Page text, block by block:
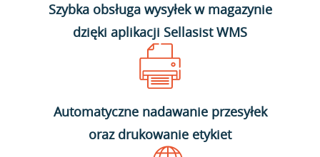
Szybka obsługa wysyłek w magazynie
dzięki aplikacji Sellasist WMS
Automatyczne nadawanie przesyłek
oraz drukowanie etykiet